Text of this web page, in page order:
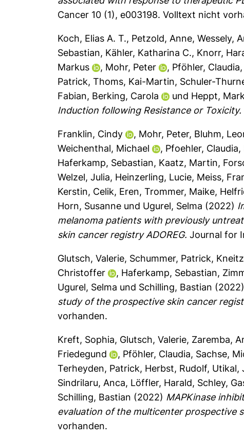
Cancer 10 (1), e003198.Volltext nicht
Koch, Elias A. T., Petzold, Anne,Wessely,
Sebastian, Kähler, Katharina C., Knorr,
Markus
, Mohr, Peter , Pföhler, Claudia,
Patrick,Thoms, Kai-Martin, Schuler-
Fabian, Berking, Carola und Heppt,
Induction following Resistance or Toxicity.
Franklin, Cindy , Mohr, Peter, Bluhm,
Weichenthal, Michael
, Pfoehler, Claudia,
Haferkamp, Sebastian, Kaatz, Martin,
Welzel, Julia, Heinzerling, Lucie, Meiss,
Kerstin, Celik, Eren,Trommer, Maike,
Horn, Susanne und Ugurel, Selma (2022)
melanoma patients with previously
skin cancer registry ADOREG. Journal for
Glutsch, Valerie, Schummer, Patrick,
Christoffer
, Haferkamp, Sebastian,
Ugurel, Selma und Schilling, Bastian (2022)
study of the prospective skin cancer
vorhanden.
Kreft, Sophia, Glutsch, Valerie, Zaremba,
Friedegund
, Pföhler, Claudia, Sachse,
Terheyden, Patrick, Herbst, Rudolf, Utikal,
Sindrilaru, Anca, Löffler, Harald, Schley,
Schilling, Bastian (2022) MAPKinase
evaluation of the multicenter prospective
vorhanden.